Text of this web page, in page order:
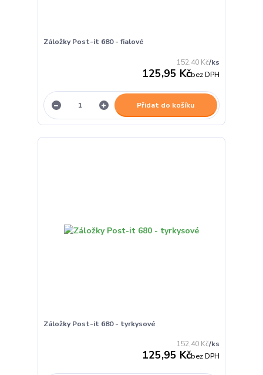
Záložky Post-it 680 - fialové
152,40 Kč/ks
125,95 Kčbez DPH
Přidat do košíku
Záložky Post-it 680 - tyrkysové
152,40 Kč/ks
125,95 Kčbez DPH